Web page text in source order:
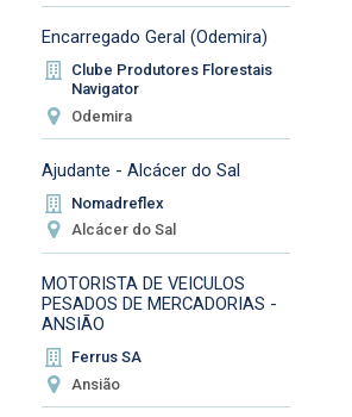
Encarregado Geral (Odemira)
Clube Produtores Florestais
Navigator
Odemira
Ajudante - Alcácer do Sal
Nomadreflex
Alcácer do Sal
MOTORISTA DE VEICULOS
PESADOS DE MERCADORIAS -
ANSIÃO
Ferrus SA
Ansião